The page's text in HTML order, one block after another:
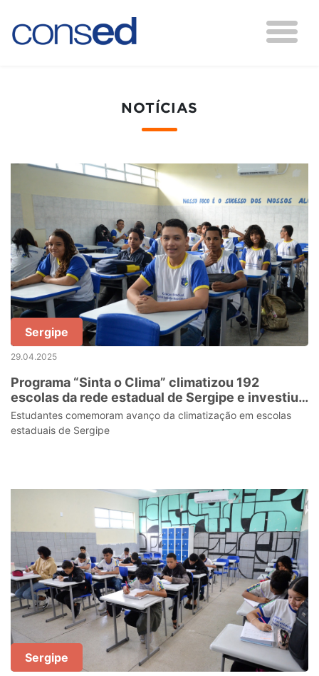
NOTÍCIAS
Sergipe
29.04.2025
Programa “Sinta o Clima” climatizou 192
escolas da rede estadual de Sergipe e investiu
mais de R$ 94 milhões
Estudantes comemoram avanço da climatização em escolas
estaduais de Sergipe
Sergipe